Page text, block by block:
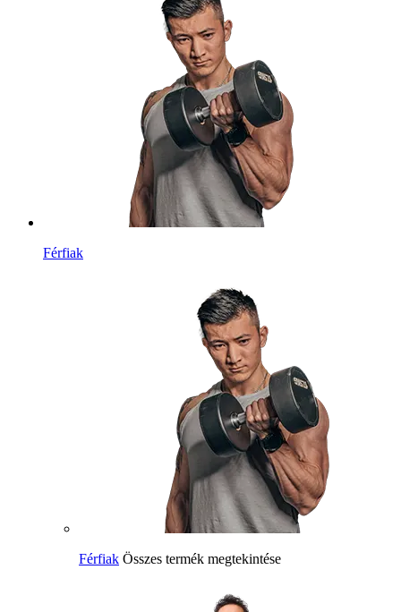
Férfiak
Férfiak Összes termék megtekintése